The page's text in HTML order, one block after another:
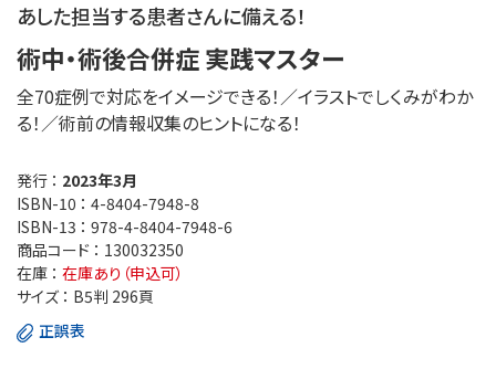
あした担当する患者さんに備える！
術中・術後合併症 実践マスター
全70症例で対応をイメージできる！／イラストでしくみがわか
る！／術前の情報収集のヒントになる！
発行 ： 2023年3月
ISBN-10 ： 4-8404-7948-8
ISBN-13 ： 978-4-8404-7948-6
商品コード ： 130032350
在庫 ： 在庫あり（申込可）
サイズ ： B5判 296頁
正誤表